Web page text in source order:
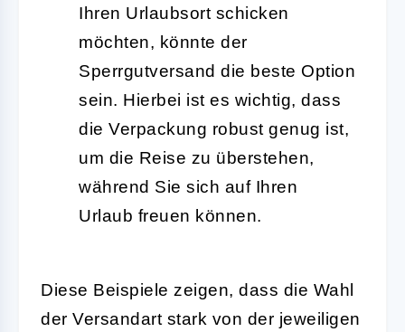
Ihren Urlaubsort schicken
möchten, könnte der
Sperrgutversand die beste Option
sein. Hierbei ist es wichtig, dass
die Verpackung robust genug ist,
um die Reise zu überstehen,
während Sie sich auf Ihren
Urlaub freuen können.
Diese Beispiele zeigen, dass die Wahl
der Versandart stark von der jeweiligen